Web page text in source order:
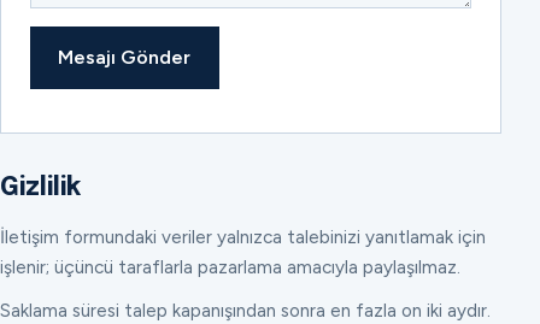
Mesajı Gönder
Gizlilik
İletişim formundaki veriler yalnızca talebinizi yanıtlamak için
işlenir; üçüncü taraflarla pazarlama amacıyla paylaşılmaz.
Saklama süresi talep kapanışından sonra en fazla on iki aydır.